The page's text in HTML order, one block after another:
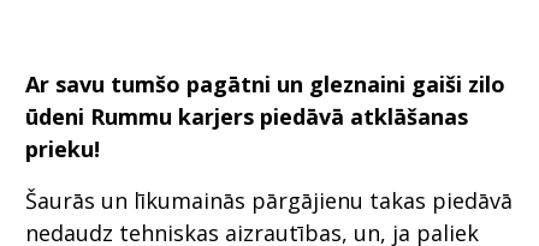
Ar savu tumšo pagātni un gleznaini gaiši zilo
ūdeni Rummu karjers piedāvā atklāšanas
prieku!
Šaurās un līkumainās pārgājienu takas piedāvā
nedaudz tehniskas aizrautības, un, ja paliek